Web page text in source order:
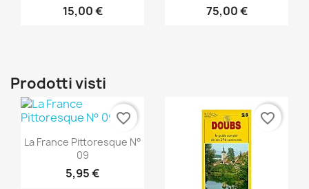
15,00 € 75,00 €
Prodotti visti
Anteprima
La France Pittoresque N°
09
5,95 €
favorite_border favorite_border